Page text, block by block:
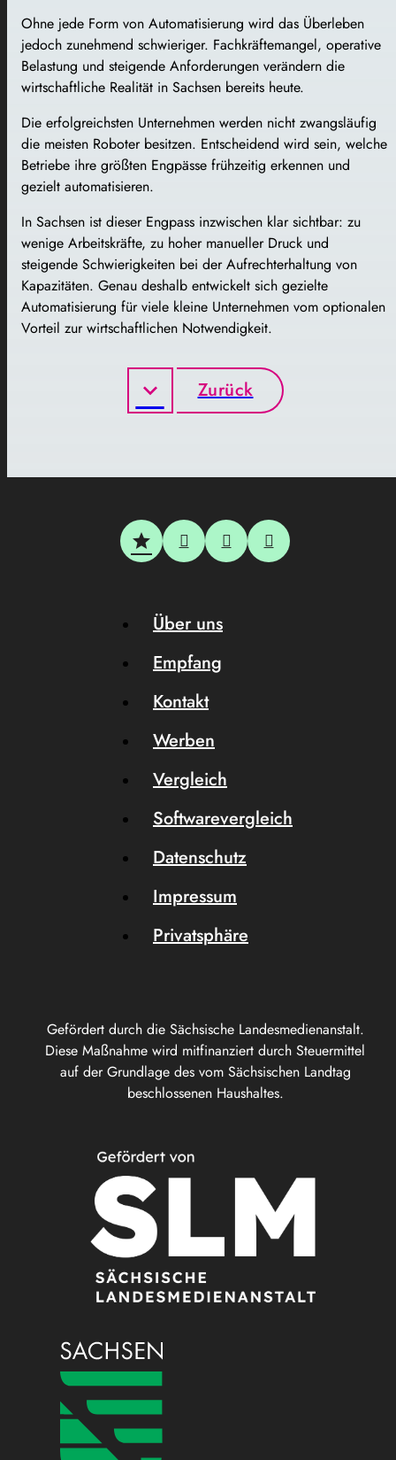
Ohne jede Form von Automatisierung wird das Überleben
jedoch zunehmend schwieriger. Fachkräftemangel, operative
Belastung und steigende Anforderungen verändern die
wirtschaftliche Realität in Sachsen bereits heute.
Die erfolgreichsten Unternehmen werden nicht zwangsläufig
die meisten Roboter besitzen. Entscheidend wird sein, welche
Betriebe ihre größten Engpässe frühzeitig erkennen und
gezielt automatisieren.
In Sachsen ist dieser Engpass inzwischen klar sichtbar: zu
wenige Arbeitskräfte, zu hoher manueller Druck und
steigende Schwierigkeiten bei der Aufrechterhaltung von
Kapazitäten. Genau deshalb entwickelt sich gezielte
Automatisierung für viele kleine Unternehmen vom optionalen
Vorteil zur wirtschaftlichen Notwendigkeit.
Zurück
Gefördert durch die Sächsische Landesmedienanstalt.
Diese Maßnahme wird mitfinanziert durch Steuermittel
auf der Grundlage des vom Sächsischen Landtag
beschlossenen Haushaltes.
Über uns
Empfang
Kontakt
Werben
Vergleich
Softwarevergleich
Datenschutz
Impressum
Privatsphäre